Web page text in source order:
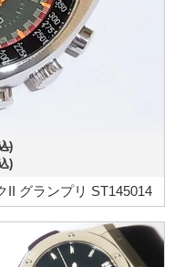
)
)
II グランプリ ST145014